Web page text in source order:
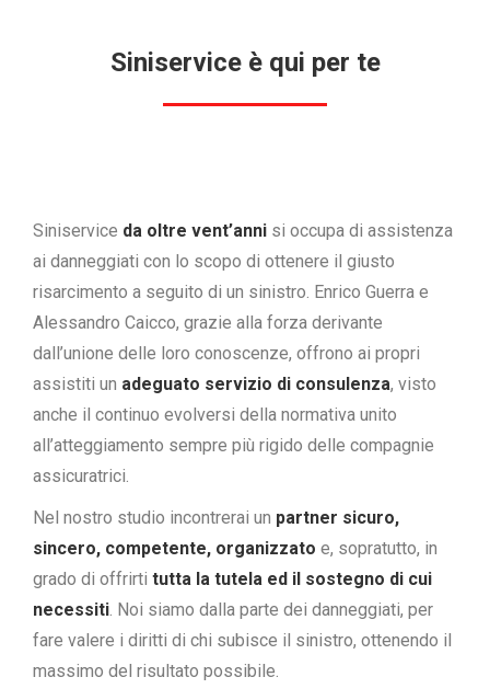
Siniservice è qui per te
Siniservice da oltre vent’anni si occupa di assistenza
ai danneggiati con lo scopo di ottenere il giusto
risarcimento a seguito di un sinistro. Enrico Guerra e
Alessandro Caicco, grazie alla forza derivante
dall’unione delle loro conoscenze, offrono ai propri
assistiti un adeguato servizio di consulenza, visto
anche il continuo evolversi della normativa unito
all’atteggiamento sempre più rigido delle compagnie
assicuratrici.
Nel nostro studio incontrerai un partner sicuro,
sincero, competente, organizzato e, sopratutto, in
grado di offrirti tutta la tutela ed il sostegno di cui
necessiti. Noi siamo dalla parte dei danneggiati, per
fare valere i diritti di chi subisce il sinistro, ottenendo il
massimo del risultato possibile.